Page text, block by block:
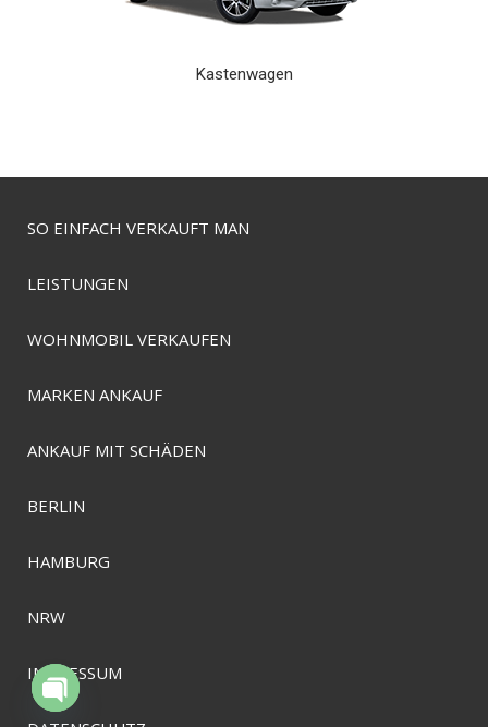
Kastenwagen
SO EINFACH VERKAUFT MAN
LEISTUNGEN
WOHNMOBIL VERKAUFEN
MARKEN ANKAUF
ANKAUF MIT SCHÄDEN
BERLIN
HAMBURG
NRW
IMPRESSUM